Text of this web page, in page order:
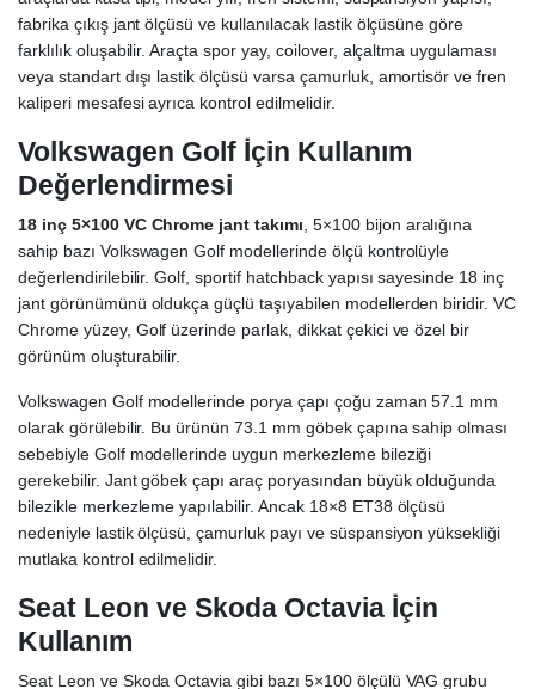
fabrika çıkış jant ölçüsü ve kullanılacak lastik ölçüsüne göre
farklılık oluşabilir. Araçta spor yay, coilover, alçaltma uygulaması
veya standart dışı lastik ölçüsü varsa çamurluk, amortisör ve fren
kaliperi mesafesi ayrıca kontrol edilmelidir.
Volkswagen Golf İçin Kullanım
Değerlendirmesi
18 inç 5×100 VC Chrome jant takımı , 5×100 bijon aralığına
sahip bazı Volkswagen Golf modellerinde ölçü kontrolüyle
değerlendirilebilir. Golf, sportif hatchback yapısı sayesinde 18 inç
jant görünümünü oldukça güçlü taşıyabilen modellerden biridir. VC
Chrome yüzey, Golf üzerinde parlak, dikkat çekici ve özel bir
görünüm oluşturabilir.
Volkswagen Golf modellerinde porya çapı çoğu zaman 57.1 mm
olarak görülebilir. Bu ürünün 73.1 mm göbek çapına sahip olması
sebebiyle Golf modellerinde uygun merkezleme bileziği
gerekebilir. Jant göbek çapı araç poryasından büyük olduğunda
bilezikle merkezleme yapılabilir. Ancak 18×8 ET38 ölçüsü
nedeniyle lastik ölçüsü, çamurluk payı ve süspansiyon yüksekliği
mutlaka kontrol edilmelidir.
Seat Leon ve Skoda Octavia İçin
Kullanım
Seat Leon ve Skoda Octavia gibi bazı 5×100 ölçülü VAG grubu